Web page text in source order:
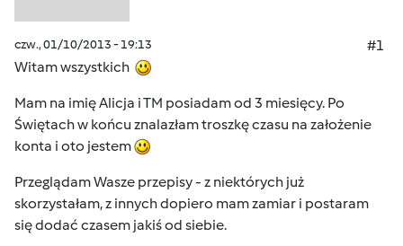
czw., 01/10/2013 - 19:13
#1
Witam wszystkich
Mam na imię Alicja i TM posiadam od 3 miesięcy. Po
Świętach w końcu znalazłam troszkę czasu na założenie
konta i oto jestem
Przeglądam Wasze przepisy - z niektórych już
skorzystałam, z innych dopiero mam zamiar i postaram
się dodać czasem jakiś od siebie.